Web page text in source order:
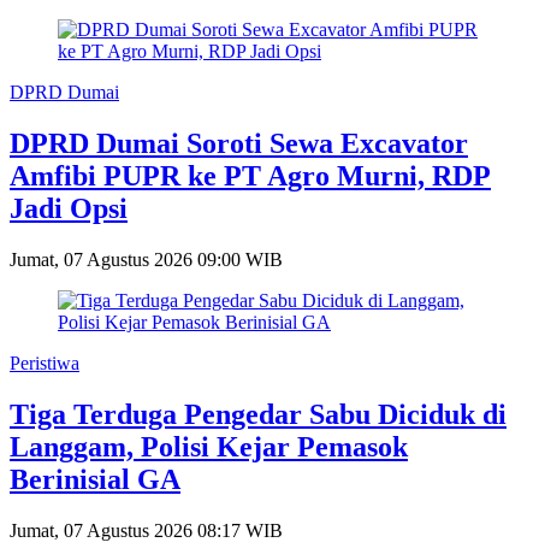
DPRD Dumai
DPRD Dumai Soroti Sewa Excavator
Amfibi PUPR ke PT Agro Murni, RDP
Jadi Opsi
Jumat, 07 Agustus 2026 09:00 WIB
Peristiwa
Tiga Terduga Pengedar Sabu Diciduk di
Langgam, Polisi Kejar Pemasok
Berinisial GA
Jumat, 07 Agustus 2026 08:17 WIB